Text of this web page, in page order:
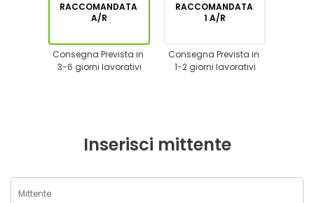
RACCOMANDATA
A/R
Consegna Prevista in
3-6 giorni lavorativi
RACCOMANDATA
1 A/R
Consegna Prevista in
1-2 giorni lavorativi
Inserisci mittente